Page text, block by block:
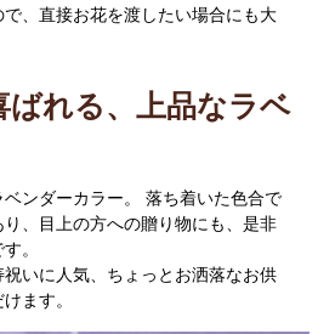
、直接お花を渡したい場合にも大
ばれる、上品なラベ
ンダーカラー。 落ち着いた色合で
、目上の方への贈り物にも、是非
。
いに人気、ちょっとお洒落なお供
ます。